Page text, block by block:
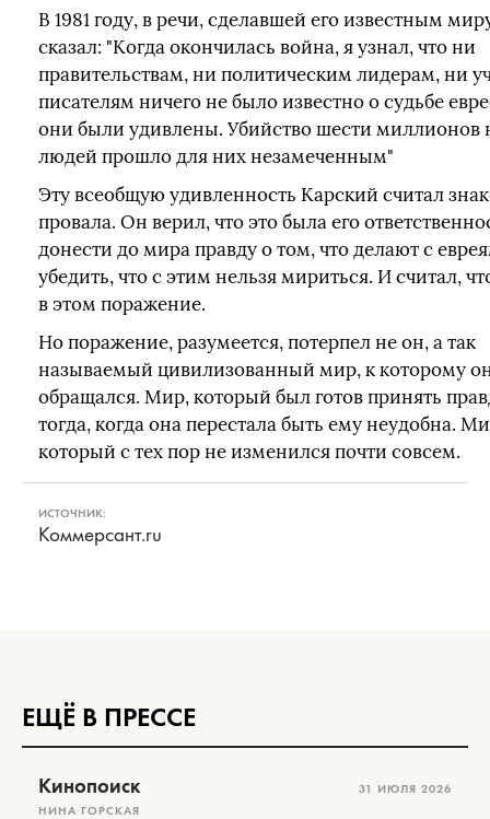
В 1981 году, в речи, сделавшей его известным
сказал: "Когда окончилась война, я узнал, что ни
правительствам, ни политическим лидерам, ни
писателям ничего не было известно о судьбе
они были удивлены. Убийство шести миллионов
людей прошло для них незамеченным"
Эту всеобщую удивленность Карский считал
провала. Он верил, что это была его
донести до мира правду о том, что делают с
убедить, что с этим нельзя мириться. И считал,
в этом поражение.
Но поражение, разумеется, потерпел не он, а так
называемый цивилизованный мир, к которому
обращался. Мир, который был готов принять
тогда, когда она перестала быть ему неудобна.
который с тех пор не изменился почти совсем.
ИСТОЧНИК:
Коммерсант.ru
ЕЩЁ В ПРЕССЕ
Кинопоиск
НИНА ГОРСКАЯ
31 ИЮЛЯ 2026